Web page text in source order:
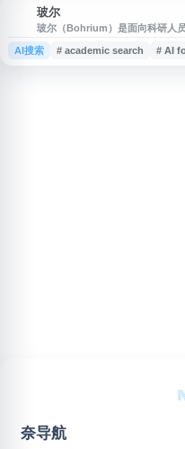
玻尔
玻尔（Bohrium）是面向科研人
索、科研资源整合、AI 研究工具
管理、研究协同和可复现研究支
AI搜索 # academic search # AI
奈导航